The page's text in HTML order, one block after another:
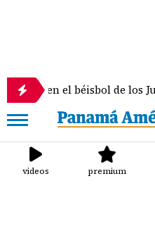
de los Juegos
videos premium